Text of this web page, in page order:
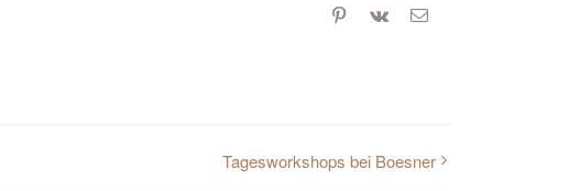
Pinterest
Vk
E-
Tagesworkshops bei Boesner